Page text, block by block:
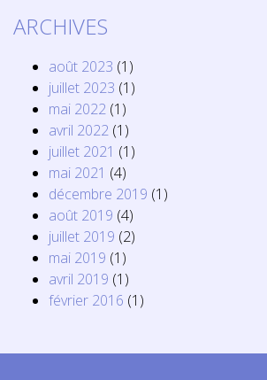
ARCHIVES
août 2023 (1)
juillet 2023 (1)
mai 2022 (1)
avril 2022 (1)
juillet 2021 (1)
mai 2021 (4)
décembre 2019 (1)
août 2019 (4)
juillet 2019 (2)
mai 2019 (1)
avril 2019 (1)
février 2016 (1)